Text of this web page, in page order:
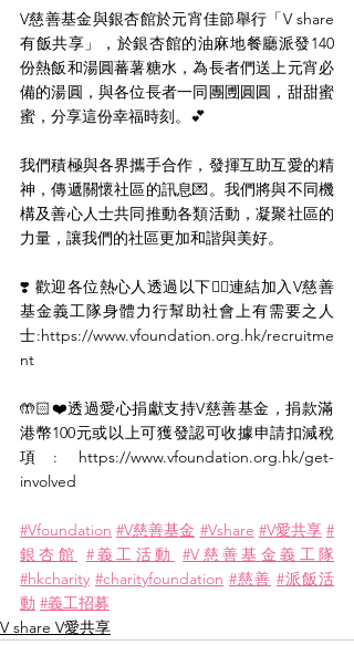
V慈善基金與銀杏館於元宵佳節舉行「V share
有飯共享」，於銀杏館的油麻地餐廳派發140
份熱飯和湯圓蕃薯糖水，為長者們送上元宵必
備的湯圓，與各位長者一同團圑圓圓，甜甜蜜
蜜，分享這份幸福時刻。💕
我們積極與各界攜手合作，發揮互助互愛的精
神，傳遞關懷社區的訊息💌。我們將與不同機
構及善心人士共同推動各類活動，凝聚社區的
力量，讓我們的社區更加和諧與美好。
❣️ 歡迎各位熱心人透過以下👇🏻連結加入V慈善
基金義工隊身體力行幫助社會上有需要之人
士:https://www.vfoundation.org.hk/recruitme
nt
🤲🏻❤️透過愛心捐獻支持V慈善基金，捐款滿
港幣100元或以上可獲發認可收據申請扣減稅
項: https://www.vfoundation.org.hk/get-
involved
#Vfoundation #V慈善基金 #Vshare #V愛共享 #
銀杏館
#義工活動
#V慈善基金義工隊
#hkcharity #charityfoundation #慈善 #派飯活
動 #義工招募
V share V愛共享